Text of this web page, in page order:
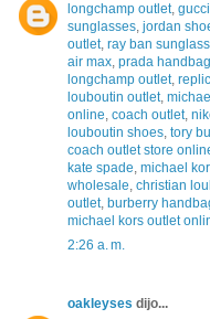
longchamp outlet,
sunglasses, jordan
outlet, ray ban
air max, prada
longchamp outlet,
louboutin outlet,
online, coach outlet,
louboutin shoes, tory
coach outlet store
kate spade, michael
wholesale, christian
outlet, burberry
michael kors outlet
2:26 a. m.
oakleyses dijo...